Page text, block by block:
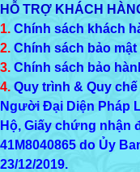
HỖ TRỢ KHÁCH
1. Chính sách khách
2. Chính sách bảo
3. Chính sách bảo
4. Quy trình & Quy
Người Đại Diện Pháp
Hộ, Giấy chứng nhận
41M8040865 do Ủy
23/12/2019.